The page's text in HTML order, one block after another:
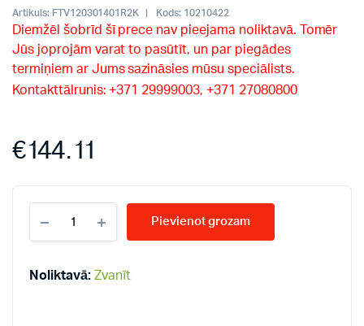
Artikuls: FTV120301401R2K Kods: 10210422
Diemžēl šobrīd šī prece nav pieejama noliktavā. Tomēr
Jūs joprojām varat to pasūtīt, un par piegādes
termiņiem ar Jums sazināsies mūsu speciālists.
Kontakttālrunis: +371 29999003, +371 27080800
€144.11
KV12-
300*1400
quantity
Pievienot grozam
Noliktavā: Zvanīt